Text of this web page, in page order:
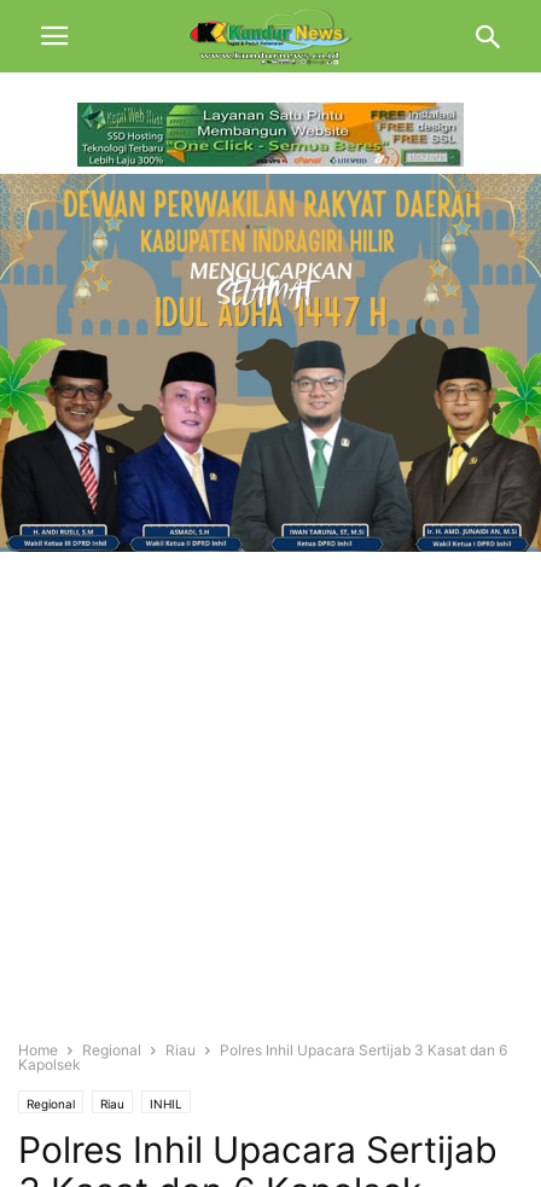
Home Regional Riau
Polres Inhil Upacara Sertijab 3 Kasat dan 6
Kapolsek
Regional Riau INHIL
Polres Inhil Upacara Sertijab